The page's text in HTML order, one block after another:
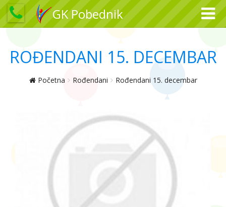
GK Pobednik
ROĐENDANI 15. DECEMBAR
Početna Rođendani Rođendani 15. decembar